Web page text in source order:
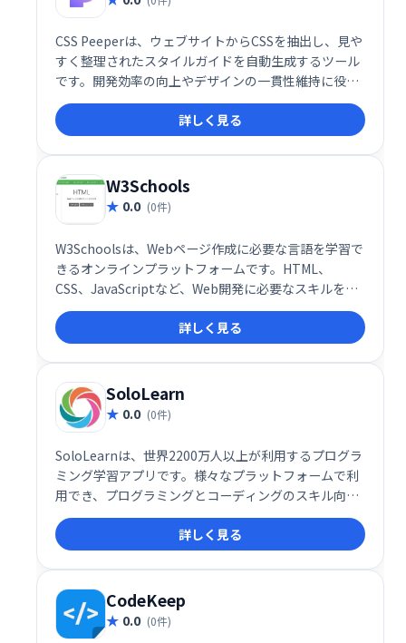
CSS Peeperは、ウェブサイトからCSSを抽出し、見や
すく整理されたスタイルガイドを自動生成するツール
です。開発効率の向上やデザインの一貫性維持に役立
ちます。複雑なCSSコードを簡単に理解し、管理でき
るため、チーム開発にも最適です。
詳しく見る
W3Schools
0.0 (0件)
W3Schoolsは、Webページ作成に必要な言語を学習で
きるオンラインプラットフォームです。HTML、
CSS、JavaScriptなど、Web開発に必要なスキルを段
階的に習得できます。初心者から上級者まで、豊富な
チュートリアルとリファレンスで、Web開発の知識を
効率的に深められます。無料で利用でき、いつでもど
こでも学習を始められます。
詳しく見る
SoloLearn
0.0 (0件)
SoloLearnは、世界2200万人以上が利用するプログラ
ミング学習アプリです。様々なプラットフォームで利
用でき、プログラミングとコーディングのスキル向上
をサポートします。初心者から上級者まで、自身のペ
ースで学習を進められます。楽しく効率的にプログラ
ミングを学びたい方におすすめです。
詳しく見る
CodeKeep
0.0 (0件)